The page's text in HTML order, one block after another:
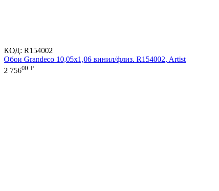
КОД: R154002
Обои Grandeco 10,05х1,06 винил/флиз. R154002, Artist
2 75600 Р